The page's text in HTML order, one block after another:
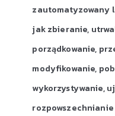
zautomatyzowany
jak zbieranie,
porządkowanie,
modyfikowanie,
wykorzystywanie,